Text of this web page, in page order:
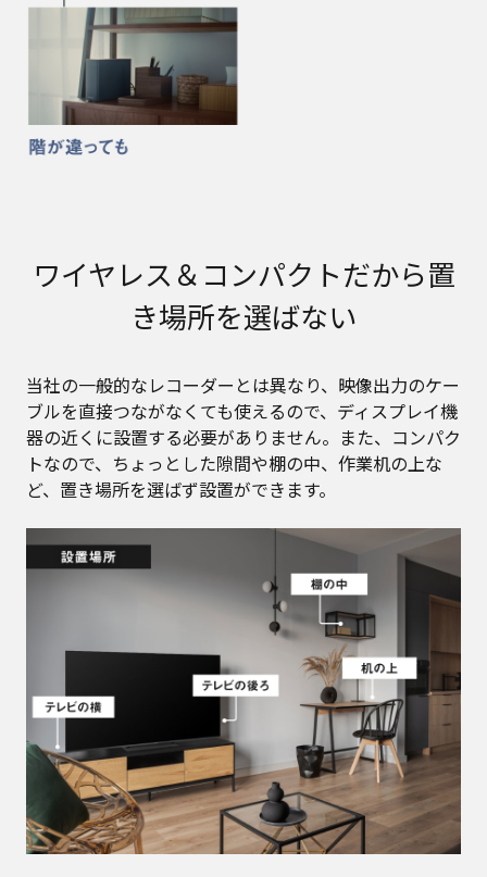
ワイヤレス＆コンパクトだから置
き場所を選ばない
当社の一般的なレコーダーとは異なり、映像出力のケー
ブルを直接つながなくても使えるので、ディスプレイ機
器の近くに設置する必要がありません。また、コンパク
トなので、ちょっとした隙間や棚の中、作業机の上な
ど、置き場所を選ばず設置ができます。